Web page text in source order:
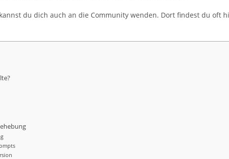
du dich auch an die Community wenden. Dort findest du oft